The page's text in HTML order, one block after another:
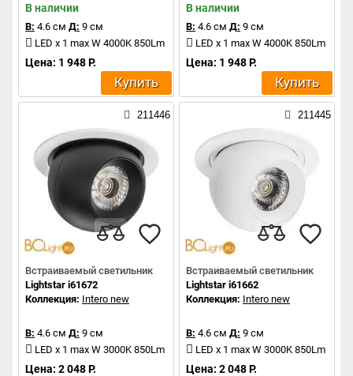
В наличии
В: 4.6 см Д: 9 см
LED x 1 max W 4000K 850Lm
Цена: 1 948 Р.
Купить
В наличии
В: 4.6 см Д: 9 см
LED x 1 max W 4000K 850Lm
Цена: 1 948 Р.
Купить
211446
Встраиваемый светильник
Lightstar i61672
Коллекция: Intero new
В: 4.6 см Д: 9 см
LED x 1 max W 3000K 850Lm
Цена: 2 048 Р.
211445
Встраиваемый светильник
Lightstar i61662
Коллекция: Intero new
В: 4.6 см Д: 9 см
LED x 1 max W 3000K 850Lm
Цена: 2 048 Р.